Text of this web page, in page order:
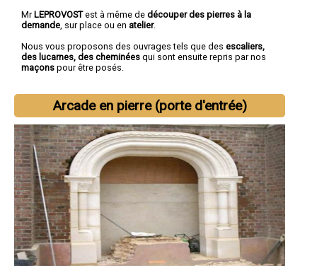
Mr LEPROVOSTest à même de découper des pierres à la
demande, sur place ou en atelier.
Nous vous proposons des ouvrages tels que des escaliers,
des lucarnes, des cheminées qui sont ensuite repris par nos
maçons pour être posés.
Arcade en pierre (porte d'entrée)